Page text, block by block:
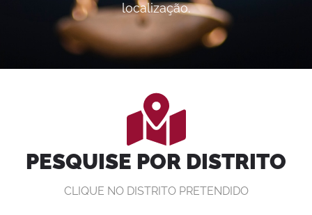
localização.
PESQUISE POR DISTRITO
CLIQUE NO DISTRITO PRETENDIDO